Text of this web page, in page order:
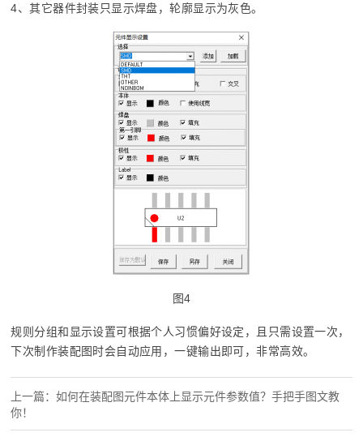
4、其它器件封装只显示焊盘，轮廓显示为灰色。
图4
规则分组和显示设置可根据个人习惯偏好设定，且只需设置一次，
下次制作装配图时会自动应用，一键输出即可，非常高效。
上一篇：如何在装配图元件本体上显示元件参数值？手把手图文教
你！